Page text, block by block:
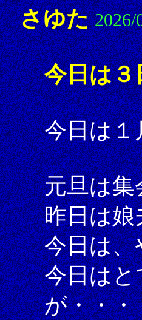
さゆた 2026/
今日は３
今日は１
元旦は集
昨日は娘
今日は
今日は
が・・・